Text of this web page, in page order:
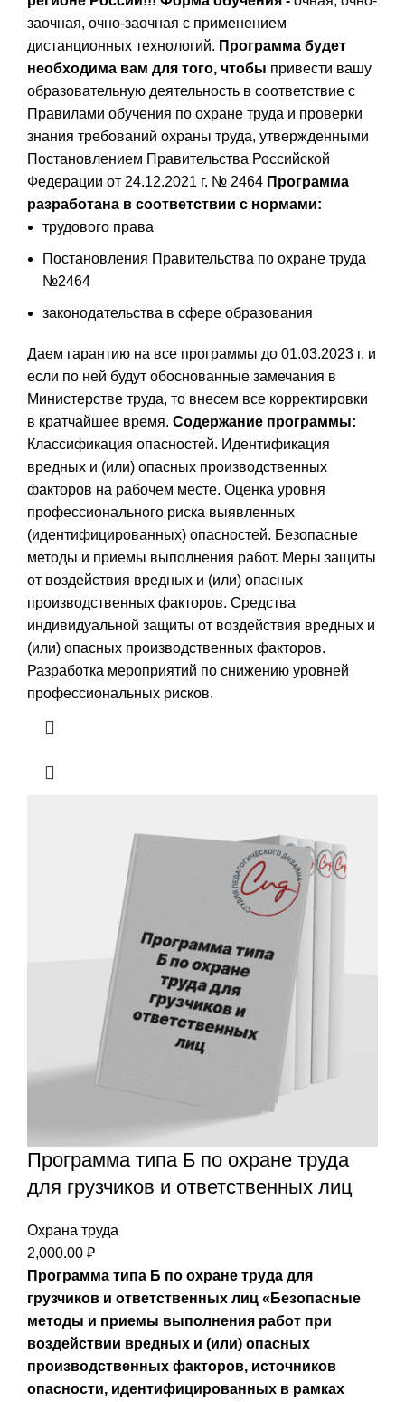
заочная, очно-заочная с применением
дистанционных технологий. Программа будет
необходима вам для того, чтобы привести вашу
образовательную деятельность в соответствие с
Правилами обучения по охране труда и проверки
знания требований охраны труда, утвержденными
Постановлением Правительства Российской
Федерации от 24.12.2021 г. № 2464 Программа
разработана в соответствии с нормами:
трудового права
Постановления Правительства по охране труда
№2464
законодательства в сфере образования
Даем гарантию на все программы до 01.03.2023 г. и
если по ней будут обоснованные замечания в
Министерстве труда, то внесем все корректировки
в кратчайшее время. Содержание программы:
Классификация опасностей. Идентификация
вредных и (или) опасных производственных
факторов на рабочем месте. Оценка уровня
профессионального риска выявленных
(идентифицированных) опасностей. Безопасные
методы и приемы выполнения работ. Меры защиты
от воздействия вредных и (или) опасных
производственных факторов. Средства
индивидуальной защиты от воздействия вредных и
(или) опасных производственных факторов.
Разработка мероприятий по снижению уровней
профессиональных рисков.
Программа типа Б по охране труда
для грузчиков и ответственных лиц
Охрана труда
2,000.00 ₽
Программа типа Б по охране труда для
грузчиков и ответственных лиц «Безопасные
методы и приемы выполнения работ при
воздействии вредных и (или) опасных
производственных факторов, источников
опасности, идентифицированных в рамках